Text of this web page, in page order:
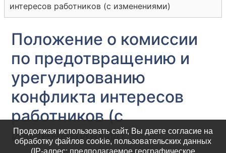
интересов работников (с изменениями)
Положение о комиссии
по предотвращению и
урегулированию
конфликта интересов
работников (с
изменениями)
Продолжая использовать сайт, Вы даете согласие на
обработку файлов cookie, пользовательских данных
(IP-адрес; предполагаемое географическое